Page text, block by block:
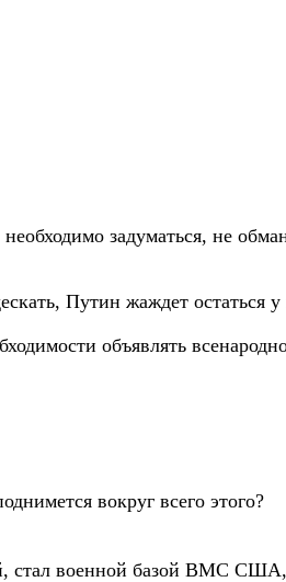
задуматься, не
Путин жаждет остаться у
объявлять
вокруг всего этого?
стал военной базой ВМС